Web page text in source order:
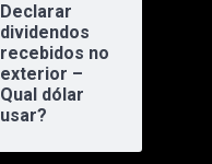
Declarar
dividendos
recebidos no
exterior –
Qual dólar
usar?